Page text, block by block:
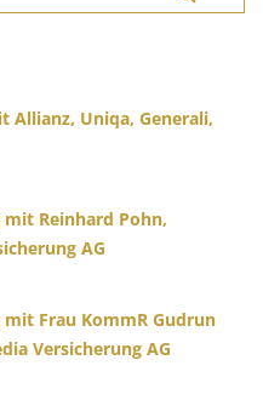
Allianz, Uniqa, Generali,
Reinhard Pohn,
AG
Frau KommR Gudrun
Versicherung AG